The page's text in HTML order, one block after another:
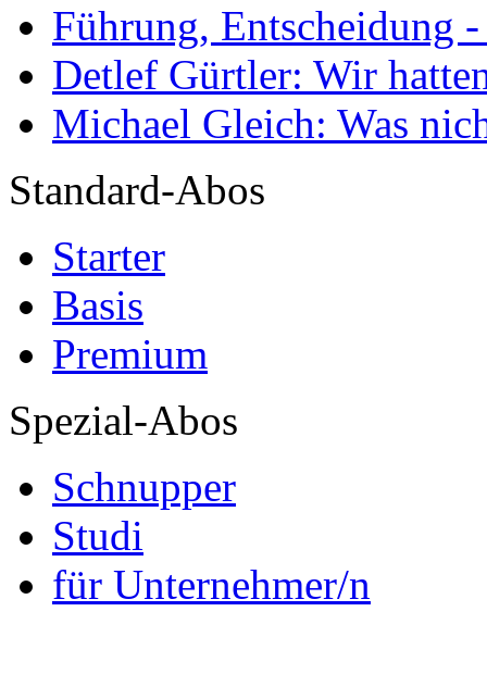
Führung, Entscheidung
Detlef Gürtler: Wir
Michael Gleich: Was
Standard-Abos
Starter
Basis
Premium
Spezial-Abos
Schnupper
Studi
für Unternehmer/n